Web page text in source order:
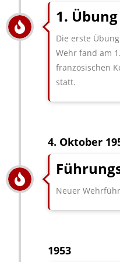
1.
Die erste
Wehr fand am
französischen
statt.
4. Oktober
Neuer
1953